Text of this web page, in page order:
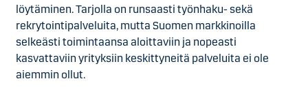
löytäminen. Tarjolla on runsaasti työnhaku- sekä
rekrytointipalveluita, mutta Suomen markkinoilla
selkeästi toimintaansa aloittaviin ja nopeasti
kasvattaviin yrityksiin keskittyneitä palveluita ei ole
aiemmin ollut.